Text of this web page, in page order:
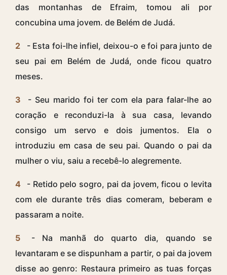
das montanhas de Efraim, tomou ali por
concubina uma jovem. de Belém de Judá.
2
- Esta foi-lhe infiel, deixou-o e foi para junto de
seu pai em Belém de Judá, onde ficou quatro
meses.
3
- Seu marido foi ter com ela para falar-lhe ao
coração e reconduzi-la à sua casa, levando
consigo um servo e dois jumentos. Ela o
introduziu em casa de seu pai. Quando o pai da
mulher o viu, saiu a recebê-lo alegremente.
4
- Retido pelo sogro, pai da jovem, ficou o levita
com ele durante três dias comeram, beberam e
passaram a noite.
5
- Na manhã do quarto dia, quando se
levantaram e se dispunham a partir, o pai da jovem
disse ao genro: Restaura primeiro as tuas forças